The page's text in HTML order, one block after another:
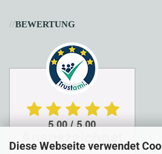
Diese Webseite verwendet
//BEWERTUNG